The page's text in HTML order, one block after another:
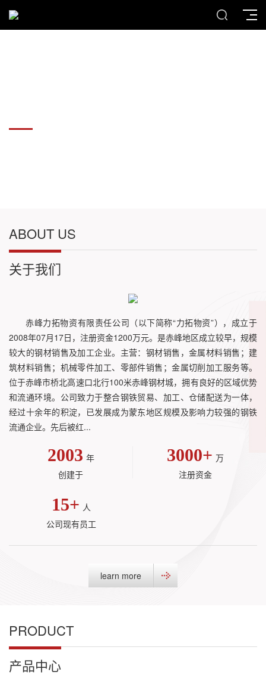
ABOUT US
关于我们
赤峰力拓物资有限责任公司（以下简称“力拓物资”），成立于
2008年07月17日，注册资金1200万元。是赤峰地区成立较早，规模
较大的钢材销售及加工企业。主营：钢材销售，金属材料销售；建
筑材料销售；机械零件加工、零部件销售；金属切削加工服务等。
位于赤峰市桥北高速口北行100米赤峰钢材城，拥有良好的区域优势
和流通环境。公司致力于整合钢铁贸易、加工、仓储配送为一体，
经过十余年的积淀，已发展成为蒙东地区规模及影响力较强的钢铁
流通企业。先后被红...
2003 年
创建于
3000+ 万
注册资金
15+ 人
公司现有员工
learn more
PRODUCT
产品中心